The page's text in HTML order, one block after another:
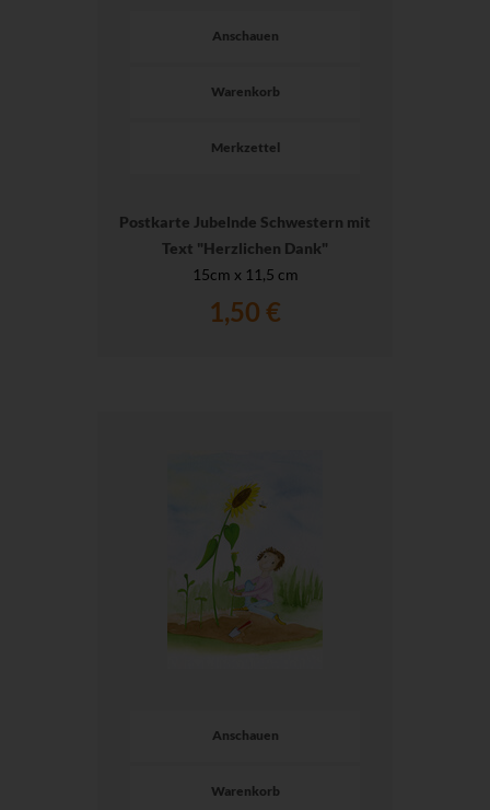
Anschauen
Warenkorb
Merkzettel
Postkarte Jubelnde Schwestern mit
Text "Herzlichen Dank"
15cm x 11,5 cm
1,50 €
Anschauen
Warenkorb